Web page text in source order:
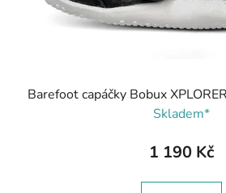
Barefoot capáčky Bobux
Skladem*
1 190 Kč